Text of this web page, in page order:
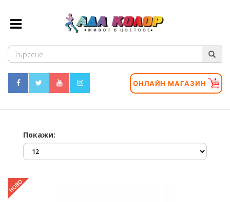
ОНЛАЙН МАГАЗИН
Покажи: